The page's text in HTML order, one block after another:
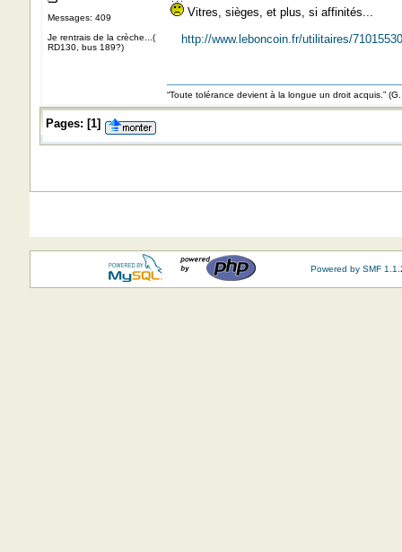
Messages: 409
Je rentrais de la crèche...(
RD130, bus 189?)
Vitres, sièges, et plus, si affinités...
http://www.leboncoin.fr/utilitaires/
“Toute tolérance devient à la longue un droit acquis.”
Pages: [1]
Powered by SMF